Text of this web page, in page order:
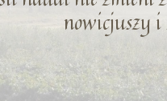
nowicjuszy i